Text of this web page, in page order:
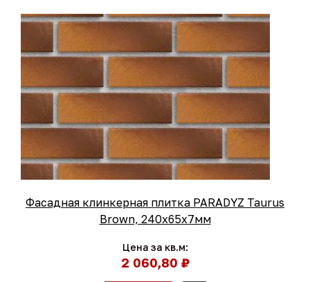
Фасадная клинкерная плитка PARADYZ Taurus
Brown, 240x65x7мм
Цена за кв.м:
2 060,80 ₽